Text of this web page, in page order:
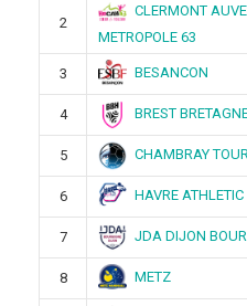
2
CLERMONT
METROPOLE 63
3 BESANCON
4 BREST
5 CHAMBRAY
6 HAVRE ATHLETIC
7 JDA DIJON
8 METZ